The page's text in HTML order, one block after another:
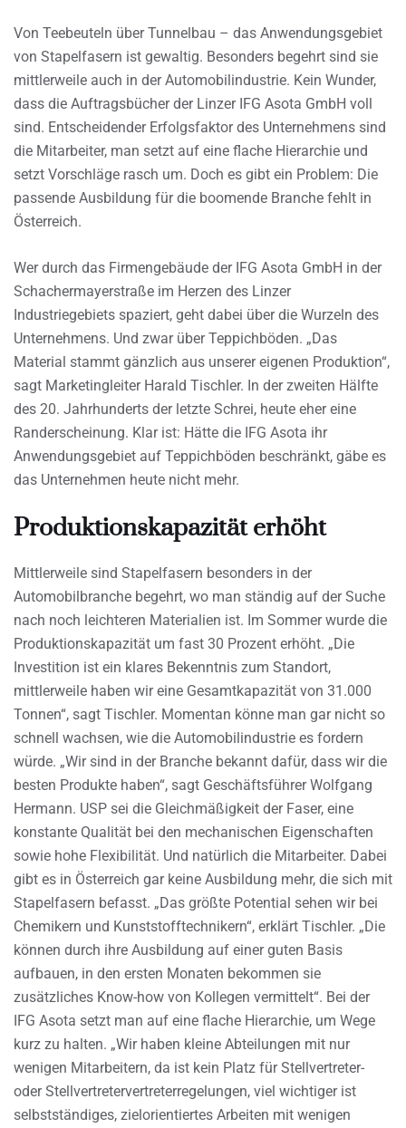
Von Teebeuteln über Tunnelbau – das Anwendungsgebiet
von Stapelfasern ist gewaltig. Besonders begehrt sind sie
mittlerweile auch in der Automobilindustrie. Kein Wunder,
dass die Auftragsbücher der Linzer IFG Asota GmbH voll
sind. Entscheidender Erfolgsfaktor des Unternehmens sind
die Mitarbeiter, man setzt auf eine flache Hierarchie und
setzt Vorschläge rasch um. Doch es gibt ein Problem: Die
passende Ausbildung für die boomende Branche fehlt in
Österreich.
Wer durch das Firmengebäude der IFG Asota GmbH in der
Schachermayerstraße im Herzen des Linzer
Industriegebiets spaziert, geht dabei über die Wurzeln des
Unternehmens. Und zwar über Teppichböden. „Das
Material stammt gänzlich aus unserer eigenen Produktion“,
sagt Marketingleiter Harald Tischler. In der zweiten Hälfte
des 20. Jahrhunderts der letzte Schrei, heute eher eine
Randerscheinung. Klar ist: Hätte die IFG Asota ihr
Anwendungsgebiet auf Teppichböden beschränkt, gäbe es
das Unternehmen heute nicht mehr.
Produktionskapazität erhöht
Mittlerweile sind Stapelfasern besonders in der
Automobilbranche begehrt, wo man ständig auf der Suche
nach noch leichteren Materialien ist. Im Sommer wurde die
Produktionskapazität um fast 30 Prozent erhöht. „Die
Investition ist ein klares Bekenntnis zum Standort,
mittlerweile haben wir eine Gesamtkapazität von 31.000
Tonnen“, sagt Tischler. Momentan könne man gar nicht so
schnell wachsen, wie die Automobilindustrie es fordern
würde. „Wir sind in der Branche bekannt dafür, dass wir die
besten Produkte haben“, sagt Geschäftsführer Wolfgang
Hermann. USP sei die Gleichmäßigkeit der Faser, eine
konstante Qualität bei den mechanischen Eigenschaften
sowie hohe Flexibilität. Und natürlich die Mitarbeiter. Dabei
gibt es in Österreich gar keine Ausbildung mehr, die sich mit
Stapelfasern befasst. „Das größte Potential sehen wir bei
Chemikern und Kunststofftechnikern“, erklärt Tischler. „Die
können durch ihre Ausbildung auf einer guten Basis
aufbauen, in den ersten Monaten bekommen sie
zusätzliches Know-how von Kollegen vermittelt“. Bei der
IFG Asota setzt man auf eine flache Hierarchie, um Wege
kurz zu halten. „Wir haben kleine Abteilungen mit nur
wenigen Mitarbeitern, da ist kein Platz für Stellvertreter-
oder Stellvertretervertreterregelungen, viel wichtiger ist
selbstständiges, zielorientiertes Arbeiten mit wenigen